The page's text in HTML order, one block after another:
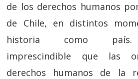
de los derechos humanos
de Chile, en distintos
historia como país.
imprescindible que las
derechos humanos de la